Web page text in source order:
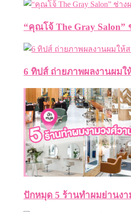
“คุณโจ้ The Gray Salon”
6 ทิปส์ ถ่ายภาพผลงานผมใ
ปักหมุด 5 ร้านทำผมย่านง